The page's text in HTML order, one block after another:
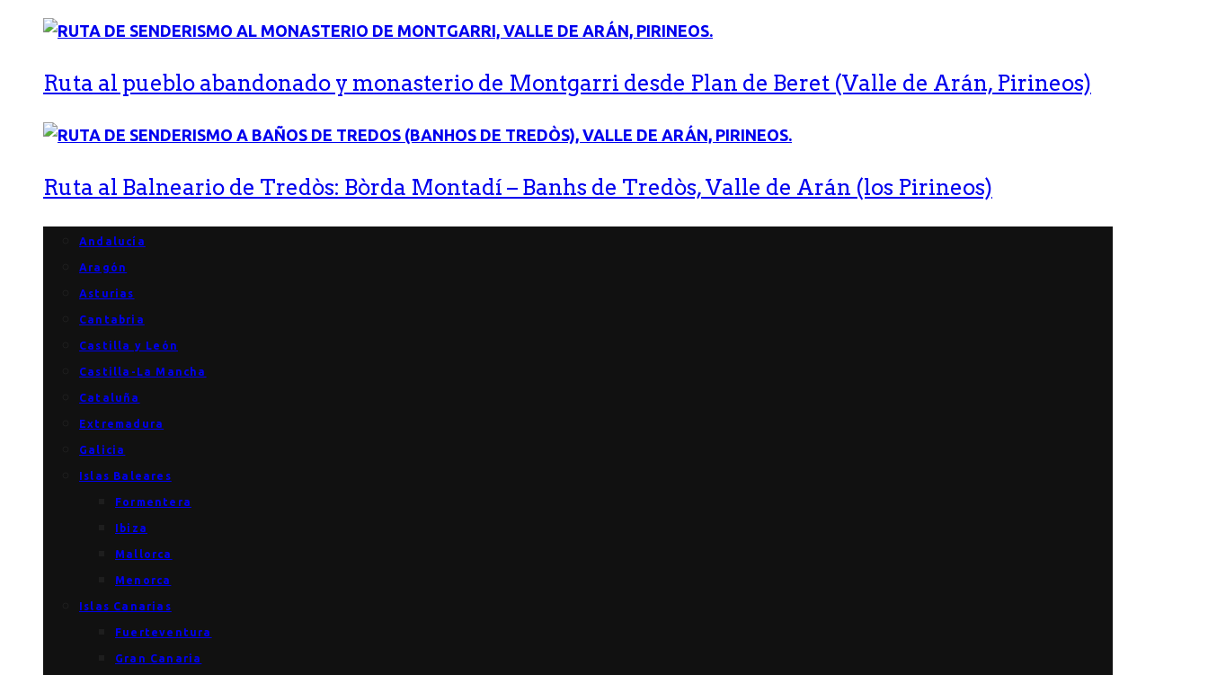
Ruta al pueblo abandonado y monasterio de Montgarri desde Plan de Beret (Valle de Arán, Pirineos)
Ruta al Balneario de Tredòs: Bòrda Montadí – Banhs de Tredòs, Valle de Arán (los Pirineos)
Andalucía
Aragón
Asturias
Cantabria
Castilla y León
Castilla-La Mancha
Cataluña
Extremadura
Galicia
Islas Baleares
Formentera
Ibiza
Mallorca
Menorca
Islas Canarias
Fuerteventura
Gran Canaria